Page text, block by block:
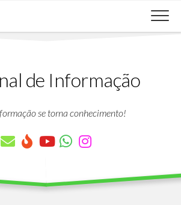
de Informação
se torna conhecimento!